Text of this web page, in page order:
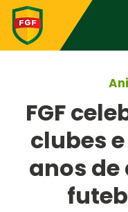
FGF
clubes
anos